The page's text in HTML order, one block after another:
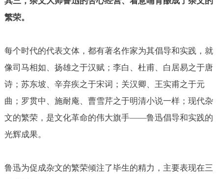
繁荣。
每个时代的代表文体，都有著名作家为其倡导和实践，就
像司马相如、扬雄之于汉赋；李白、杜甫、白居易之于唐
诗；苏东坡、辛弃疾之于宋词；关汉卿、王实甫之于元
曲；罗贯中、施耐庵、曹雪芹之于明清小说一样；现代杂
文的繁荣，是文化革命的伟大旗手——鲁迅倡导和实践的
光辉成果。
鲁迅为促成杂文的繁荣倾注了毕生的精力，主要表现在三